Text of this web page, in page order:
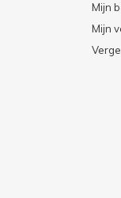
Mijn
Mijn